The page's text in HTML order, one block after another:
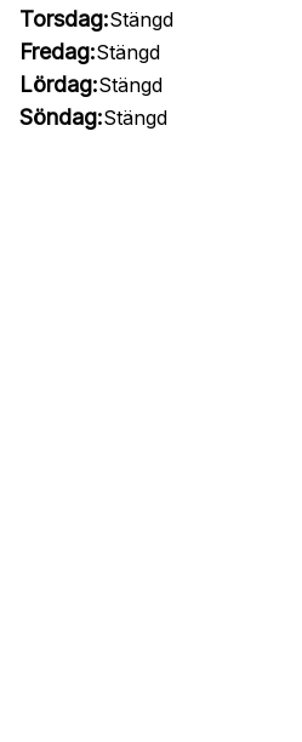
Torsdag:Stängd
Fredag:Stängd
Lördag:Stängd
Söndag:Stängd